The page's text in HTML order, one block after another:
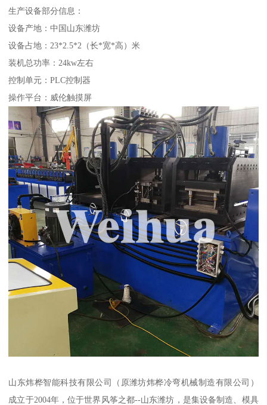
生产设备部分信息：
设备产地：中国山东潍坊
设备占地：23*2.5*2（长*宽*高）米
装机总功率：24kw左右
控制单元：PLC控制器
操作平台：威伦触摸屏
山东炜桦智能科技有限公司（原潍坊炜桦冷弯机械制造有限公司）
成立于2004年，位于世界风筝之都--山东潍坊，是集设备制造、模具